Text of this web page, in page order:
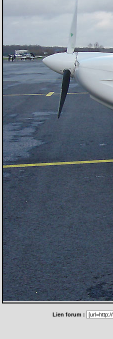
Lien forum :